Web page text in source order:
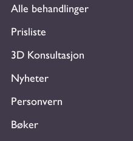
Alle behandlinger
Prisliste
3D Konsultasjon
Nyheter
Personvern
Bøker